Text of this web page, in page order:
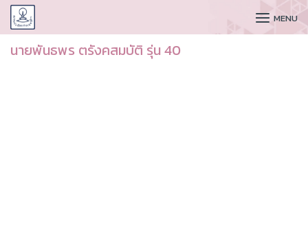
CUDAA MENU
นายพันธพร ตรังคสมบัติ รุ่น 40